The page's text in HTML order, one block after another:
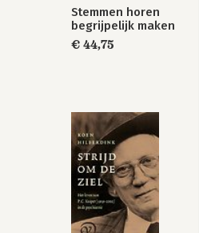
Stemmen horen
begrijpelijk maken
€ 44,75